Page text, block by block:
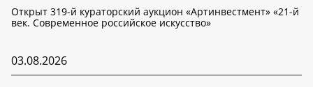
Открыт 319-й кураторский аукцион «Артинвестмент» «21-й
век. Современное российское искусство»
03.08.2026